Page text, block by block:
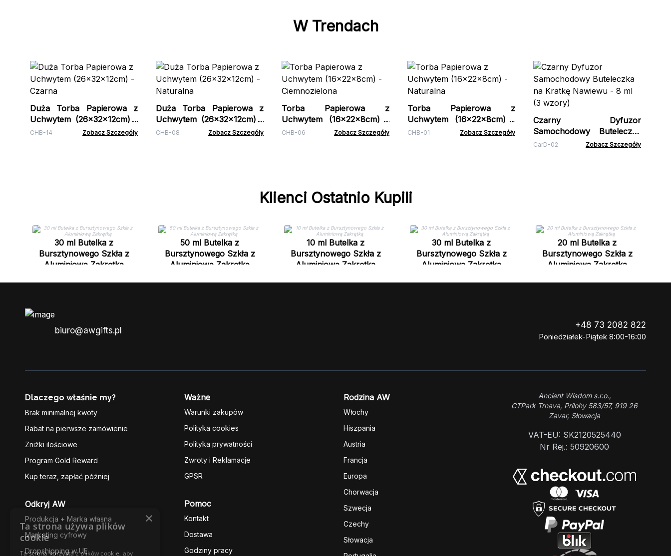
W Trendach
Duża Torba Papierowa z
Uchwytem (26x32x12cm) -
Czarna
CHB-14 Zobacz Szczegóły
Duża Torba Papierowa z
Uchwytem (26x32x12cm) -
Naturalna
CHB-08 Zobacz Szczegóły
Torba Papierowa z
Uchwytem (16x22x8cm) -
Ciemnozielona
CHB-06 Zobacz Szczegóły
Torba Papierowa z
Uchwytem (16x22x8cm) -
Naturalna
CHB-01 Zobacz Szczegóły
Czarny Dyfuzor
Samochodowy Buteleczka
na Kratkę Nawiewu - 8 ml
CarD-02 Zobacz Szczegóły
Klienci Ostatnio Kupili
30 ml Butelka z
Bursztynowego Szkła z
Aluminiową Zakrętką
50 ml Butelka z
Bursztynowego Szkła z
Aluminiową Zakrętką
10 ml Butelka z
Bursztynowego Szkła z
Aluminiową Zakrętką
30 ml Butelka z
Bursztynowego Szkła z
Aluminiową Zakrętką
20 ml Butelka z
Bursztynowego Szkła z
Aluminiową Zakrętką
biuro@awgifts.pl
+48 73 2082 822
Poniedziałek-Piątek 8:00-16:00
Dlaczego właśnie my?
Brak minimalnej kwoty
Rabat na pierwsze zamówienie
Zniżki ilościowe
Program Gold Reward
Kup teraz, zapłać później
Odkryj AW
Produkcja + Marka własna
Marketing cyfrowy
Dropshipping w UE
Ważne
Warunki zakupów
Polityka cookies
Polityka prywatności
Zwroty i Reklamacje
GPSR
Pomoc
Kontakt
Dostawa
Godziny pracy
Rodzina AW
Włochy
Hiszpania
Austria
Francja
Europa
Chorwacja
Szwecja
Czechy
Słowacja
Ancient Wisdom s.r.o.,
CTPark Trnava, Prílohy 583/57, 919 26
Zavar, Słowacja
VAT-EU: SK2120525440
Nr Rej.: 50920600
×
Ta strona używa plików
cookie
Ta strona korzysta z plików cookie, aby